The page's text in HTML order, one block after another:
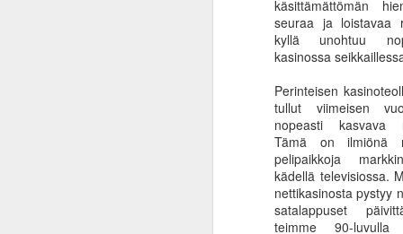
käsittämättömän
seuraa ja loistavaa
kyllä unohtuu
kasinossa
Perinteisen
tullut viimeisen
nopeasti kasvava
Tämä on ilmiönä
pelipaikkoja
kädellä televisiossa.
nettikasinosta pystyy
satalappuset
teimme 90-luvulla